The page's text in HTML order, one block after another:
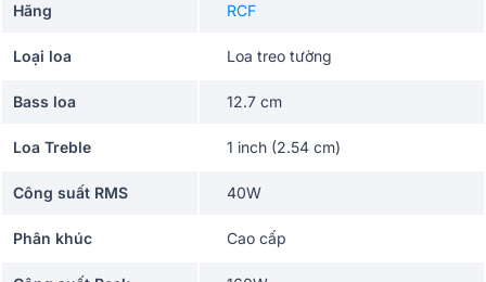
Hãng RCF
Loại loa Loa treo tường
Bass loa 12.7 cm
Loa Treble 1 inch (2.54 cm)
Công suất RMS 40W
Phân khúc Cao cấp